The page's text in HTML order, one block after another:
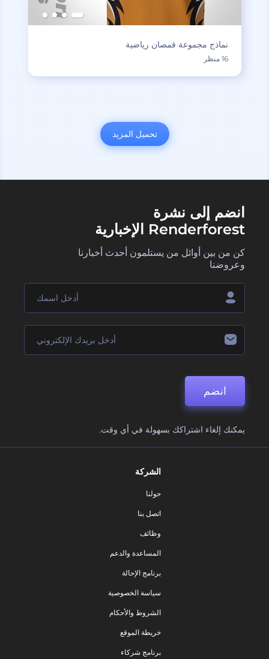
نماذج مجموعة قمصان رياضية
16 منظر
تحميل المزيد
انضم إلى نشرة
Renderforest الإخبارية
كن من بين أوائل من يستلمون أحدث أخبارنا
وعروضنا
انضم
يمكنك إلغاء اشتراكك بسهولة في أي وقت.
الشركة
حولنا
اتصل بنا
وظائف
المساعدة والدعم
برنامج الإحالة
سياسة الخصوصية
الشروط والأحكام
خريطة الموقع
برنامج شركاء